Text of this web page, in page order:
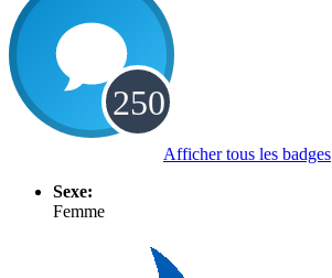
Afficher tous les badges
Sexe:
Femme